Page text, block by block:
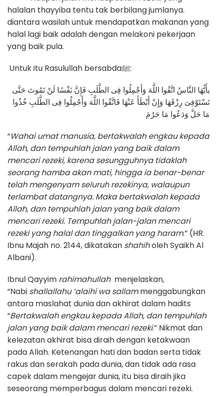
halalan thayyiba tentu tak berbilang jumlanya.
diantara wasilah untuk mendapatkan makanan yang
halal lagi baik adalah dengan melakoni pekerjaan
yang baik pula.
Untuk itu Rasulullah bersabdaﷺ:
يأَيُّهَا النَّاسُ اتَّقُوا اللَّهَ وَأَجْمِلُوا فِى الطَّلَبِ فَإِنَّ نَفْسًا لَنْ تَمُوتَ حَتَّى
تَسْتَوْفِىَ رِزْقَهَا وَإِنْ أَبْطَأَ عَنْهَا فَاتَّقُوا اللَّهَ وَأَجْمِلُوا فِى الطَّلَبِ خُذُوا
مَا حَلَّ وَدَعُوا مَا حَرُمَ
“Wahai umat manusia, bertakwalah engkau kepada
Allah, dan tempuhlah jalan yang baik dalam
mencari rezeki, karena sesungguhnya tidaklah
seorang hamba akan mati, hingga ia benar-benar
telah mengenyam seluruh rezekinya, walaupun
terlambat datangnya. Maka bertakwalah kepada
Allah, dan tempuhlah jalan yang baik dalam
mencari rezeki. Tempuhlah jalan-jalan mencari
rezeki yang halal dan tinggalkan yang haram.” (HR.
Ibnu Majah no. 2144, dikatakan shahiholeh Syaikh Al
Albani).
Ibnul Qayyim rahimahullahmenjelaskan,
“Nabi shallallahu ‘alaihi wa sallammenggabungkan
antara maslahat dunia dan akhirat dalam hadits
“Bertakwalah engkau kepada Allah, dan tempuhlah
jalan yang baik dalam mencari rezeki.” Nikmat dan
kelezatan akhirat bisa diraih dengan ketakwaan
pada Allah. Ketenangan hati dan badan serta tidak
rakus dan serakah pada dunia, dan tidak ada rasa
capek dalam mengejar dunia, itu bisa diraih jika
seseorang memperbagus dalam mencari rezeki.